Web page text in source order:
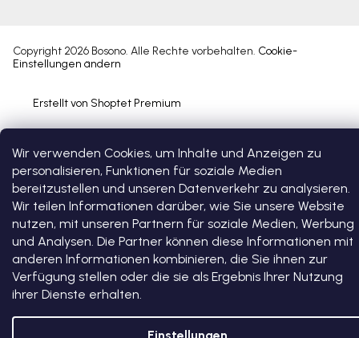
Wir verwenden Cookies, um Inhalte und Anzeigen zu
personalisieren, Funktionen für soziale Medien
bereitzustellen und unseren Datenverkehr zu analysieren.
Wir teilen Informationen darüber, wie Sie unsere Website
nutzen, mit unseren Partnern für soziale Medien, Werbung
und Analysen. Die Partner können diese Informationen mit
anderen Informationen kombinieren, die Sie ihnen zur
Verfügung stellen oder die sie als Ergebnis Ihrer Nutzung
ihrer Dienste erhalten.
Erstellt von Shoptet Premium
Copyright 2026 Bosono. Alle Rechte vorbehalten. Cookie-
Einstellungen ändern